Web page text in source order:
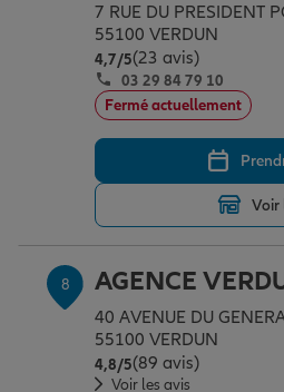
7 RUE DU PRESIDENT
55100 VERDUN
4,7/5Note de 4.7 sur 5
(23 avis)
03 29 84 79 10
Fermé actuellement
Voir
8 AGENCE
40 AVENUE DU
55100 VERDUN
4,8/5Note de 4.8 sur 5
(89 avis)
Voir les avis